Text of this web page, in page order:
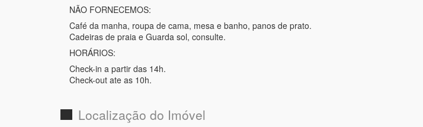
NÃO FORNECEMOS:
Café da manha, roupa de cama, mesa e banho, panos de prato.
Cadeiras de praia e Guarda sol, consulte.
HORÁRIOS:
Check-in a partir das 14h.
Check-out ate as 10h.
Localização do Imóvel